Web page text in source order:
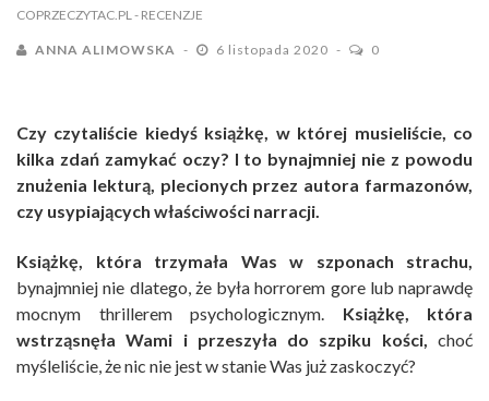
COPRZECZYTAC.PL - RECENZJE
ANNA ALIMOWSKA 6 listopada 2020 0
Czy czytaliście kiedyś książkę, w której musieliście, co
kilka zdań zamykać oczy? I to bynajmniej nie z powodu
znużenia lekturą, plecionych przez autora farmazonów,
czy usypiających właściwości narracji.
Książkę, która trzymała Was w szponach strachu,
bynajmniej nie dlatego, że była horrorem gore lub naprawdę
mocnym thrillerem psychologicznym. Książkę, która
wstrząsnęła Wami i przeszyła do szpiku kości, choć
myśleliście, że nic nie jest w stanie Was już zaskoczyć?